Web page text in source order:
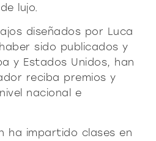
lujo.
diseñados por Luca
sido publicados y
y Estados Unidos, han
reciba premios y
nacional e
ha impartido clases en